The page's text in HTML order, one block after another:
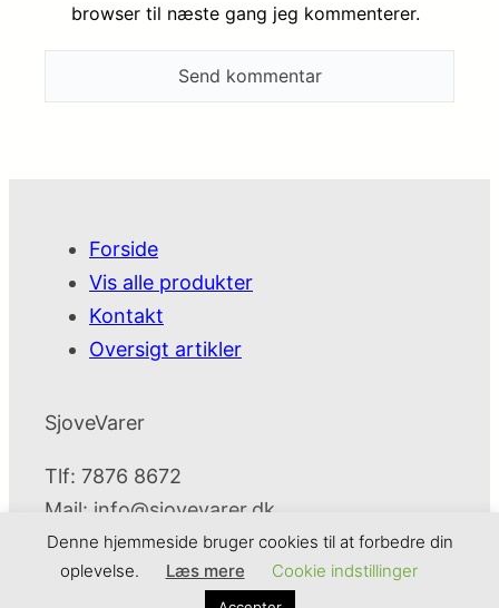
browser til næste gang jeg kommenterer.
Forside
Vis alle produkter
Kontakt
Oversigt artikler
SjoveVarer
Tlf: 7876 8672
Mail: info@sjovevarer.dk
Cookie- og privatlivspolitik
Denne hjemmeside bruger cookies til at forbedre din
oplevelse.
Læs mere Cookie indstillinger